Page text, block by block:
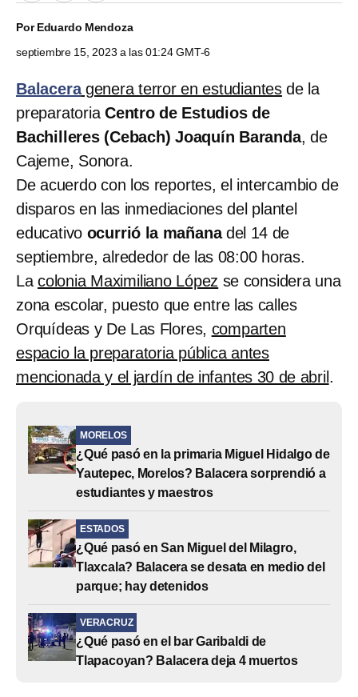
PorEduardo Mendoza
septiembre 15, 2023 a las 01:24 GMT-6
Balaceragenera terror en estudiantes de la
preparatoriaCentro de Estudios de
Bachilleres (Cebach) Joaquín Baranda, de
Cajeme, Sonora.
De acuerdo con los reportes, el intercambio de
disparos en las inmediaciones del plantel
educativo ocurrió la mañanadel 14 de
septiembre, alrededor de las 08:00 horas.
La colonia Maximiliano López se considera una
zona escolar, puesto que entre las calles
Orquídeas y De Las Flores, comparten
espacio la preparatoria pública antes
mencionada y el jardín de infantes 30 de abril .
MORELOS
¿Qué pasó en la primaria Miguel Hidalgo de
Yautepec, Morelos? Balacera sorprendió a
estudiantes y maestros
ESTADOS
¿Qué pasó en San Miguel del Milagro,
Tlaxcala? Balacera se desata en medio del
parque; hay detenidos
VERACRUZ
¿Qué pasó en el bar Garibaldi de
Tlapacoyan? Balacera deja 4 muertos